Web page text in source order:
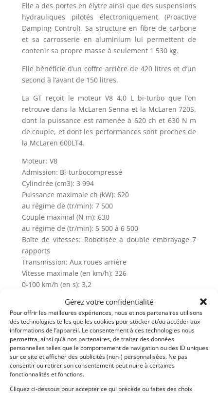
Gérez votre confidentialité
Pour offrir les meilleures expériences, nous et nos partenaires utilisons
des technologies telles que les cookies pour stocker et/ou accéder aux
informations de l’appareil. Le consentement à ces technologies nous
permettra, ainsi qu’à nos partenaires, de traiter des données
personnelles telles que le comportement de navigation ou des ID uniques
sur ce site et afficher des publicités (non-) personnalisées. Ne pas
consentir ou retirer son consentement peut nuire à certaines
fonctionnalités et fonctions.
Cliquez ci-dessous pour accepter ce qui précède ou faites des choix
Elle a des portes en élytre ainsi que des suspensions
hydrauliques pilotés électroniquement (Proactive
Damping Control). Sa structure en fibre de carbone
et sa carrosserie en aluminium lui permettent de
contenir sa propre masse à seulement 1 530 kg.
Elle bénéficie d’un coffre arrière de 420 litres et d’un
second à l’avant de 150 litres.
La GT reçoit le moteur V8 4,0 L bi-turbo que l’on
retrouve dans la McLaren Senna et la McLaren 720S,
dont la puissance est ramenée à 620 ch et 630 N m
de couple, et dont les performances sont proches de
la McLaren 600LT4.
Moteur: V8
Admission: Bi-turbocompressé
Cylindrée (cm3): 3 994
Puissance maximale ch (kW): 620
au régime de (tr/min): 7 500
Couple maximal (N m): 630
au régime de (tr/min): 5 500 à 6 500
Boîte de vitesses: Robotisée à double embrayage 7
rapports
Transmission: Aux roues arrière
Vitesse maximale (en km/h): 326
0-100 km/h (en s): 3,2
Consommation (en L/100 km)
mixte: 11,9
Émissions de CO2 (en g/km): 270
Masse à vide (en kg): 1 530
Capacité du réservoir (en L): 72
Norme environnementale: Euro 6